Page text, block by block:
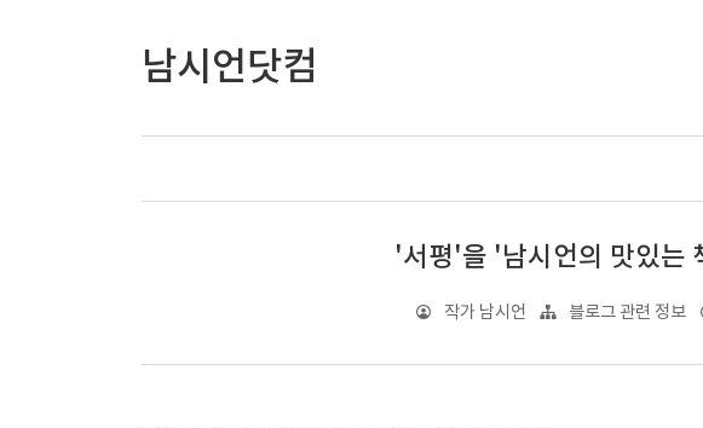
남시언닷컴
'서평'을 '남시언의 맛있는
작가 남시언 블로그 관련 정보